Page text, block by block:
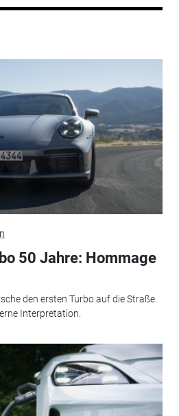
50 Jahre: Hommage
den ersten Turbo auf die Straße.
Interpretation.